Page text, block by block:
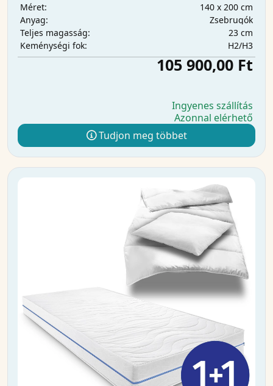
Méret:
140 x 200 cm
Anyag:
Zsebrugók
Teljes magasság:
23 cm
Keménységi fok:
H2/H3
105 900,00 Ft
Ingyenes szállítás
Azonnal elérhető
Tudjon meg többet